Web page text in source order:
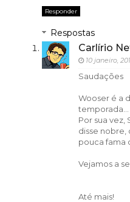
Responder
Respostas
Carlírio
10 janeiro,
Saudações
Wooser é a
temporada...
Por sua vez,
disse nobre,
pouca fama
Vejamos a
Até mais!